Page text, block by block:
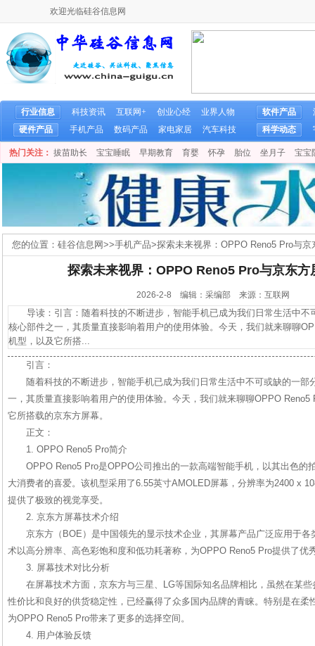
欢迎光临硅谷信息网
行业信息 科技资讯 互联网+ 创业心经
业界人物
硬件产品
手机产品 数码产品 家电家居 汽车科技
软件产品
科学动态
热门关注： 拔苗助长 宝宝睡眠 早期教育 育婴 怀孕 胎位 坐月子 宝宝
您的位置： 硅谷信息网>>手机产品>探索未来视界：OPPO Reno5 Pro与
探索未来视界：OPPO Reno5 Pro与京东方
2026-2-8 编辑：采编部 来源：互联网
导读：引言：随着科技的不断进步，智能手机已成为我们日常生活中不
核心部件之一，其质量直接影响着用户的使用体验。今天，我们就来聊聊
机型，以及它所搭...
引言：
随着科技的不断进步，智能手机已成为我们日常生活中不可或缺的一部
一，其质量直接影响着用户的使用体验。今天，我们就来聊聊OPPO
它所搭载的京东方屏幕。
正文：
1. OPPO Reno5 Pro简介
OPPO Reno5 Pro是OPPO公司推出的一款高端智能手机，以其出色的
大消费者的喜爱。该机型采用了6.55英寸AMOLED屏幕，分辨率为2400 x
提供了极致的视觉享受。
2. 京东方屏幕技术介绍
京东方（BOE）是中国领先的显示技术企业，其屏幕产品广泛应用于
术以高分辨率、高色彩饱和度和低功耗著称，为OPPO Reno5 Pro提供了优
3. 屏幕技术对比分析
在屏幕技术方面，京东方与三星、LG等国际知名品牌相比，虽然在某
性价比和良好的供货稳定性，已经赢得了众多国内品牌的青睐。特别是在柔
为OPPO Reno5 Pro带来了更多的选择空间。
4. 用户体验反馈